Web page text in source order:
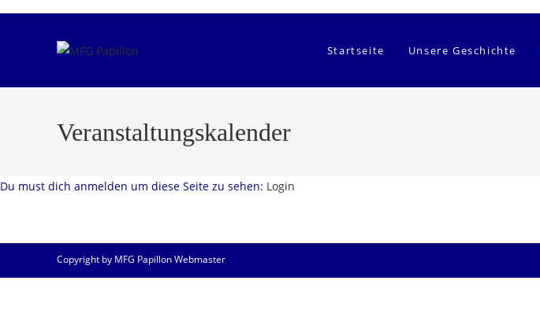
Startseite Unsere Geschichte
Veranstaltungskalender
Du must dich anmelden um diese Seite zu sehen: Login
Copyright by MFG Papillon Webmaster